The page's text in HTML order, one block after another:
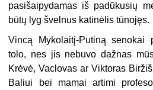
pasišaipydamas iš padūkusių
būtų lyg švelnus katinėlis tūnojęs.
Vincą Mykolaitį-Putiną
tolo, nes jis nebuvo dažnas
Krėvė, Vaclovas ar Viktoras
Baliui bei mamai artimi